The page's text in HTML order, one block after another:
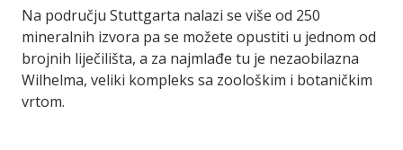
Na području Stuttgarta nalazi se više od 250
mineralnih izvora pa se možete opustiti u jednom od
brojnih liječilišta, a za najmlađe tu je nezaobilazna
Wilhelma, veliki kompleks sa zoološkim i botaničkim
vrtom.